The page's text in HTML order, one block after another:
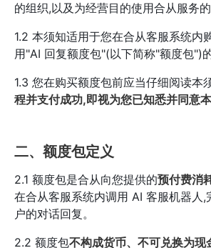
的组织,以及为经营目的使用合从服务的
1.2 本须知适用于您在合从客服系统内
用"AI 回复额度包"(以下简称"额度包")
1.3 您在购买额度包前应当仔细阅读本
程并支付成功,即视为您已知悉并同意本
二、额度包定义
2.1 额度包是合从向您提供的预付费消
在合从客服系统内调用 AI 客服机器人,
户的对话回复。
2.2 额度包不构成货币、不可兑换为现